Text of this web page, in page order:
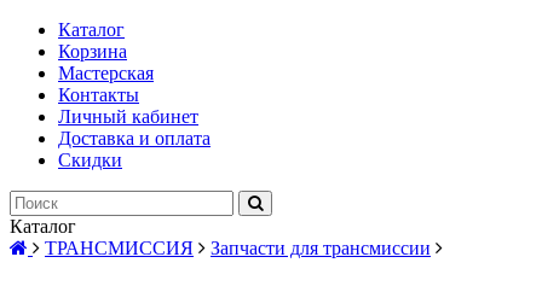
Каталог
Корзина
Мастерская
Контакты
Личный кабинет
Доставка и оплата
Скидки
Каталог
ТРАНСМИССИЯ
Запчасти для трансмиссии